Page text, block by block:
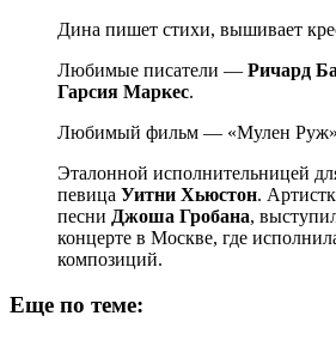
Дина пишет стихи, вышивает
Любимые писатели — Ричард
Гарсия Маркес.
Любимый фильм — «Мулен
Эталонной исполнительницей
певица Уитни Хьюстон.
песни Джоша Гробана,
концерте в Москве, где
композиций.
Еще по теме: